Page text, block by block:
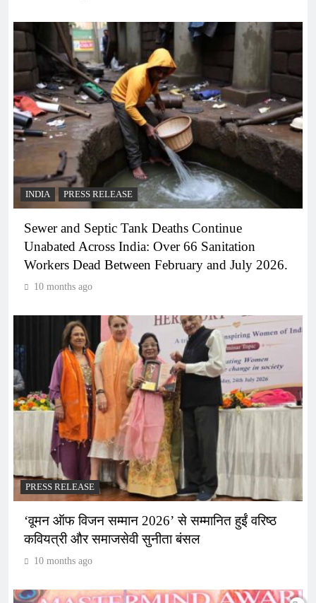
INDIA PRESS RELEASE
Sewer and Septic Tank Deaths Continue
Unabated Across India: Over 66 Sanitation
Workers Dead Between February and July 2026.
10 months ago
PRESS RELEASE
‘वूमन ऑफ विजन सम्मान 2026’ से सम्मानित हुईं वरिष्ठ
कवियत्री और समाजसेवी सुनीता बंसल
10 months ago